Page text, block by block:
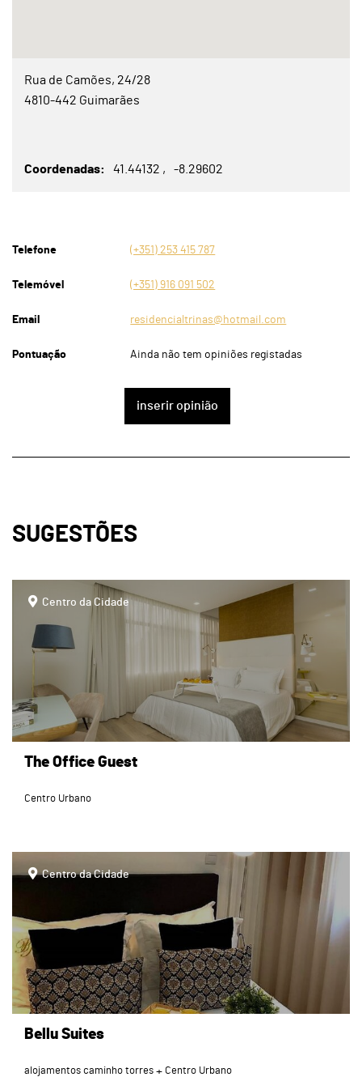
Rua de Camões, 24/28
4810-442 Guimarães
Coordenadas 41.44132 -8.29602
Telefone (+351) 253 415 787
Telemóvel (+351) 916 091 502
Email residencialtrinas@hotmail.com
Pontuação Ainda não tem opiniões registadas
inserir opinião
SUGESTÕES
Centro da Cidade
The Office Guest
Centro Urbano
page
Centro da Cidade
Bellu Suites
alojamentos caminho torres Centro Urbano